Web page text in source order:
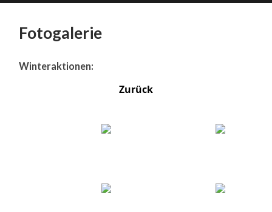
Fotogalerie
Winteraktionen:
Zurück